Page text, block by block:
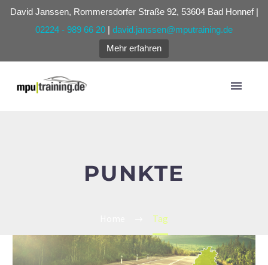
David Janssen, Rommersdorfer Straße 92, 53604 Bad Honnef |
02224 - 989 66 20 | david.janssen@mputraining.de
Mehr erfahren
PUNKTE
Tag